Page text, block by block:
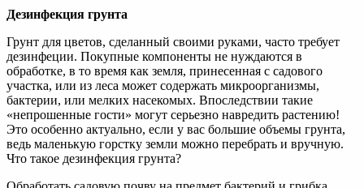
Дезинфекция грунта
Грунт для цветов, сделанный своими руками, часто требует
дезинфеции. Покупные компоненты не нуждаются в
обработке, в то время как земля, принесенная с садового
участка, или из леса может содержать микроорганизмы,
бактерии, или мелких насекомых. Впоследствии такие
«непрошенные гости» могут серьезно навредить растению!
Это особенно актуально, если у вас большие объемы грунта,
ведь маленькую горстку земли можно перебрать и вручную.
Что такое дезинфекция грунта?